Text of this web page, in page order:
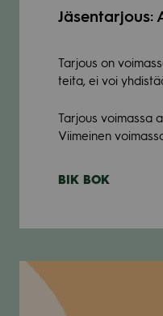
Jäsen­tar­jous:
Tar­jous on
teita, ei voi
Tar­jous voi­massa
Vii­mei­nen
BIK BOK